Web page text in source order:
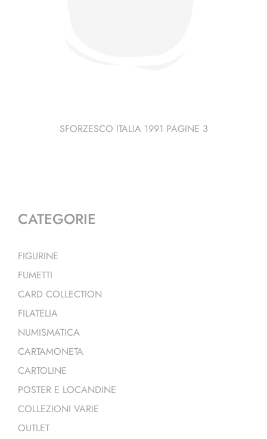
SFORZESCO ITALIA 1991 PAGINE 3
CATEGORIE
FIGURINE
FUMETTI
CARD COLLECTION
FILATELIA
NUMISMATICA
CARTAMONETA
CARTOLINE
POSTER E LOCANDINE
COLLEZIONI VARIE
OUTLET